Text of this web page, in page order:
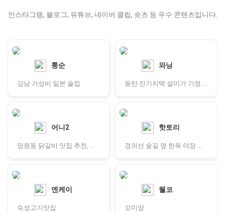
인스타그램, 블로그, 유튜브, 네이버 클립, 숏츠 등 우수 콘텐츠입니다.
퉁순
강남 가성비 일본 술집
와닝
어니2 핫토리
엔케이
숙성고기맛집
웰코
꼬미양